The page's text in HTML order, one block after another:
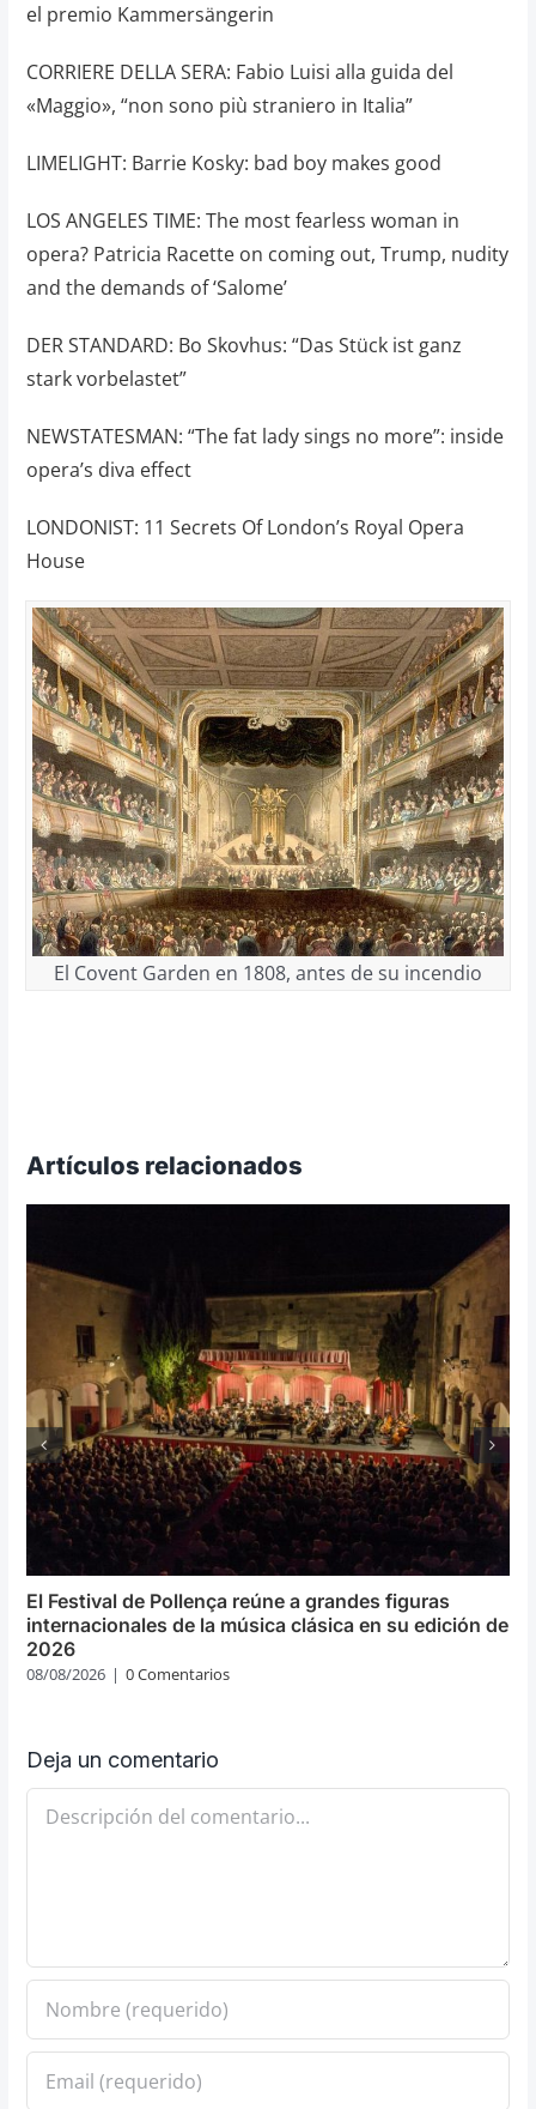
el premio Kammersängerin
CORRIERE DELLA SERA: Fabio Luisi alla guida del
«Maggio», “non sono più straniero in Italia”
LIMELIGHT: Barrie Kosky: bad boy makes good
LOS ANGELES TIME: The most fearless woman in
opera? Patricia Racette on coming out, Trump, nudity
and the demands of ‘Salome’
DER STANDARD: Bo Skovhus: “Das Stück ist ganz
stark vorbelastet”
NEWSTATESMAN: “The fat lady sings no more”: inside
opera’s diva effect
LONDONIST: 11 Secrets Of London’s Royal Opera
House
El Covent Garden en 1808, antes de su incendio
Artículos relacionados
El Festival de Pollença reúne a grandes figuras
internacionales de la música clásica en su edición de
2026
08/08/2026 | 0 Comentarios
Deja un comentario
Comentario